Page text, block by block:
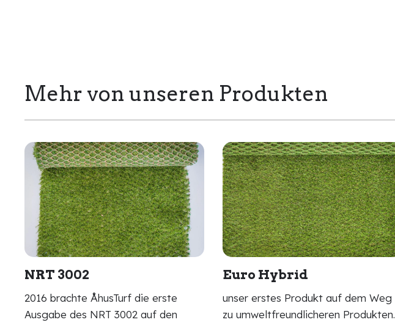
Mehr von unseren Produkten
NRT 3002
2016 brachte ÅhusTurf die erste
Ausgabe des NRT 3002 auf den
Euro Hybrid
unser erstes Produkt auf dem Weg
zu umweltfreundlicheren Produkten.